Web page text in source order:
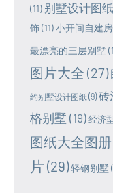
(11) 别墅设计图
饰(11)小开间自建
最漂亮的三层别墅
图片大全 (27)
约别墅设计图纸(9) 砖
格别墅 (19)经济
图纸大全图册
片 (29)轻钢别墅